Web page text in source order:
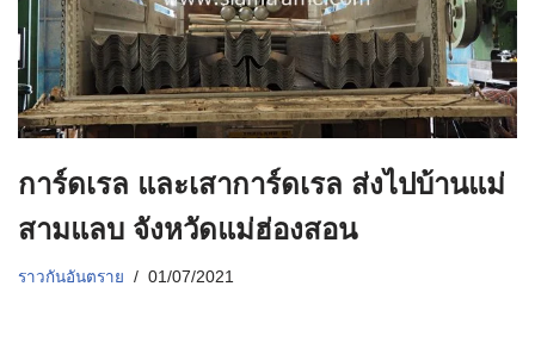
การ์ดเรล และเสาการ์ดเรล ส่งไปบ้านแม่
สามแลบ จังหวัดแม่ฮ่องสอน
ราวกันอันตราย 01/07/2021